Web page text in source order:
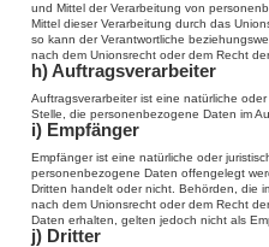
und Mittel der Verarbeitung von
Mittel dieser Verarbeitung durch das
so kann der Verantwortliche
nach dem Unionsrecht oder dem Recht
h) Auftragsverarbeiter
Auftragsverarbeiter ist eine natürliche
Stelle, die personenbezogene Daten im
i) Empfänger
Empfänger ist eine natürliche oder
personenbezogene Daten offengelegt
Dritten handelt oder nicht. Behörden, die
nach dem Unionsrecht oder dem Recht
Daten erhalten, gelten jedoch nicht als
j) Dritter